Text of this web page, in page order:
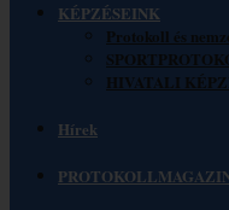
KÉPZÉSEINK
Protokoll és
HIVATALI
Hírek